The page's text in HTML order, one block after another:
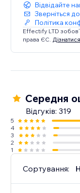
Відвідайте
Зверніться
Політика
Effectify LTD
права ЄС.
Середня
Відгуків: 319
5
4
3
2
1
Сортування: